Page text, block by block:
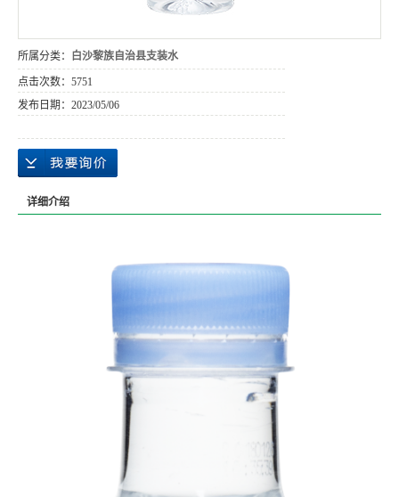
所属分类： 白沙黎族自治县支装水
点击次数： 5751
发布日期： 2023/05/06
详细介绍